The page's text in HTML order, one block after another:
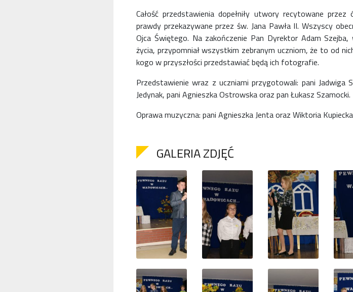
Całość przedstawienia dopełniły utwory recytowane
prawdy przekazywane przez św. Jana Pawła II. Wszyscy
Ojca Świętego. Na zakończenie Pan Dyrektor Adam
życia, przypomniał wszystkim zebranym uczniom, że to od
kogo w przyszłości przedstawiać będą ich fotografie.
Przedstawienie wraz z uczniami przygotowali: pani Jadwiga
Jedynak, pani Agnieszka Ostrowska oraz pan Łukasz Szamocki.
Oprawa muzyczna: pani Agnieszka Jenta oraz Wiktoria
GALERIA ZDJĘĆ